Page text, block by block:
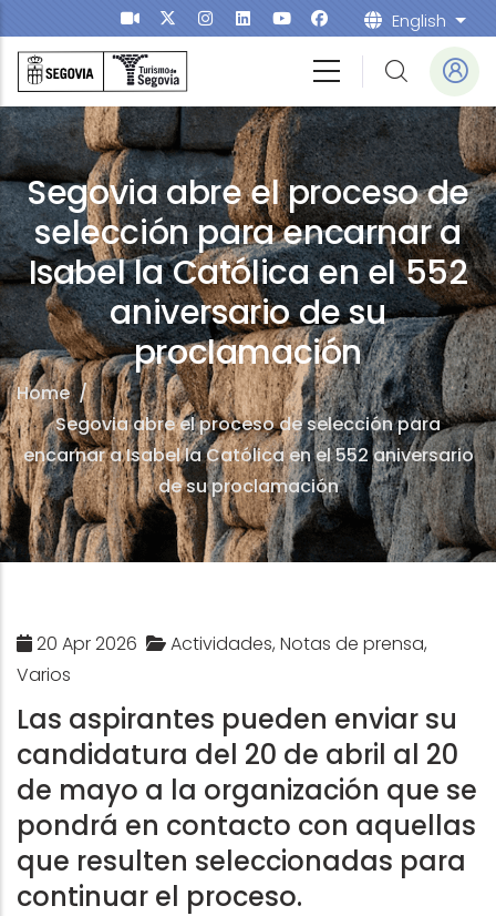
Skip to main content English List
Segovia abre el proceso de
selección para encarnar a
Isabel la Católica en el 552
aniversario de su
proclamación
Home/
Segovia abre el proceso de selección para
encarnar a Isabel la Católica en el 552 aniversario
de su proclamación
20 Apr 2026
Actividades, Notas de prensa,
Varios
Las aspirantes pueden enviar su
candidatura del 20 de abril al 20
de mayo a la organización que se
pondrá en contacto con aquellas
que resulten seleccionadas para
continuar el proceso.